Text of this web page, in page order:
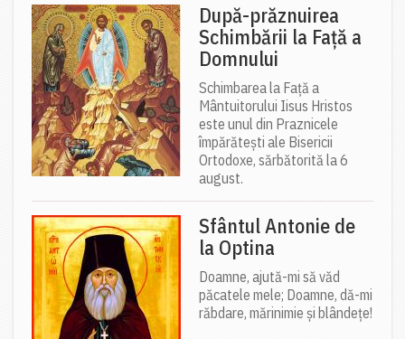
După-prăznuirea
Schimbării la Față a
Domnului
Schimbarea la Față a
Mântuitorului Iisus Hristos
este unul din Praznicele
împărătești ale Bisericii
Ortodoxe, sărbătorită la 6
august.
Sfântul Antonie de
la Optina
Doamne, ajută-mi să văd
păcatele mele; Doamne, dă-mi
răbdare, mărinimie şi blândeţe!